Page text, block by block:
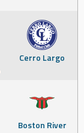
Cerro Largo
Boston River